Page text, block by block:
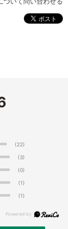
(22)
(3)
(0)
(1)
(1)